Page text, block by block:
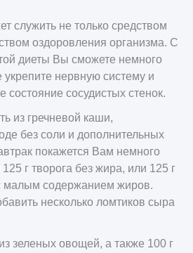
служить не только средством
оздоровления организма. С
диеты Вы сможете немного
укрепите нервную систему и
состояние сосудистых стенок.
из гречневой каши,
без соли и дополнительных
покажется Вам немного
г творога без жира, или 125 г
малым содержанием жиров.
несколько ломтиков сыра
зеленых овощей, а также 100 г